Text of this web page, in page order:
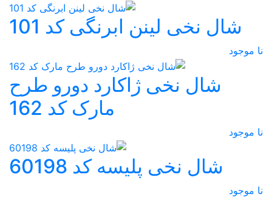
شال نخی لینن ابرنگی کد 101
نا موجود
شال نخی ژاکارد دورو طرح
مارک کد 162
نا موجود
شال نخی پلیسه کد 60198
نا موجود